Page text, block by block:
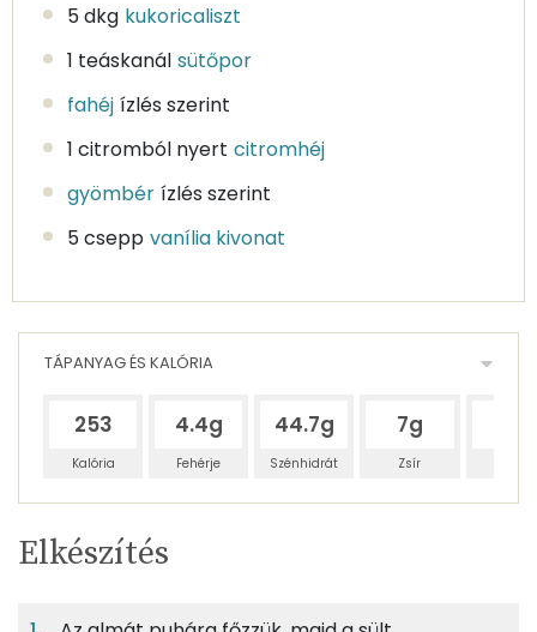
5 dkg kukoricaliszt
1 teáskanál sütőpor
fahéj ízlés szerint
1 citromból nyert citromhéj
gyömbér ízlés szerint
5 csepp vanília kivonat
TÁPANYAG ÉS KALÓRIA
253
Kalória
4.4g
Fehérje
44.7g
Szénhidrát
7g
Zsír
Egy
adagban
TÁPANYAGTARTALOM
Elkészítés